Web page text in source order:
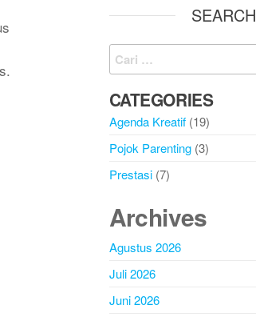
SEARCH
CATEGORIES
Agenda Kreatif(19)
Pojok Parenting(3)
Prestasi(7)
Archives
Agustus 2026
Juli 2026
Juni 2026